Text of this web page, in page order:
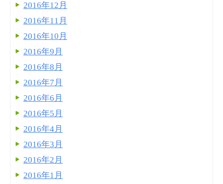
2016年12月
2016年11月
2016年10月
2016年9月
2016年8月
2016年7月
2016年6月
2016年5月
2016年4月
2016年3月
2016年2月
2016年1月